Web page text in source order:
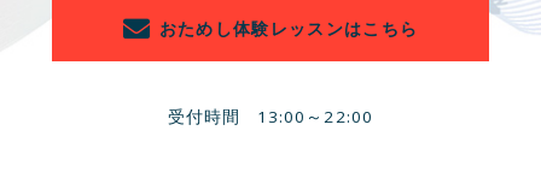
おためし体験レッスンはこちら
受付時間 13:00～22:00